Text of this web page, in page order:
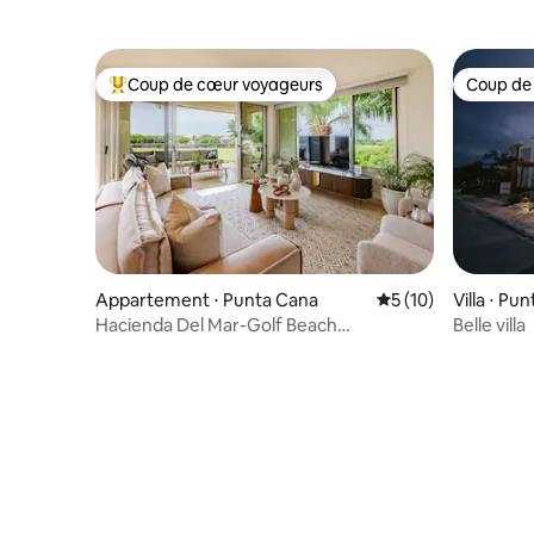
Coups de cœur voyageurs les plus appréciés
Coup de cœur voyageurs
Appartement ⋅ Punta Cana Évaluation
5 (10)
Hacienda Del Mar-Golf Beach
Coup
Coup
Villa ⋅
Belle villa